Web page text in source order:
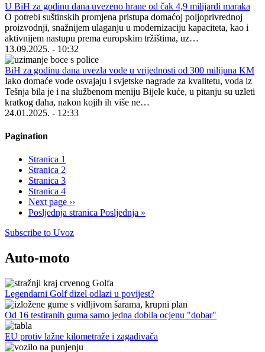
U BiH za godinu dana uvezeno hrane od čak 4,9 milijardi maraka
O potrebi suštinskih promjena pristupa domaćoj poljoprivrednoj
proizvodnji, snažnijem ulaganju u modernizaciju kapaciteta, kao i
aktivnijem nastupu prema europskim tržištima, uz…
13.09.2025. - 10:32
BiH za godinu dana uvezla vode u vrijednosti od 300 milijuna KM
Iako domaće vode osvajaju i svjetske nagrade za kvalitetu, voda iz
Tešnja bila je i na službenom meniju Bijele kuće, u pitanju su uzleti
kratkog daha, nakon kojih ih više ne…
24.01.2025. - 12:33
Pagination
Stranica 1
Stranica 2
Stranica 3
Stranica 4
Next page ››
Posljednja stranica Posljednja »
Subscribe to Uvoz
Auto-moto
Legendarni Golf dizel odlazi u povijest?
Od 16 testiranih guma samo jedna dobila ocjenu "dobar"
EU protiv lažne kilometraže i zagađivača